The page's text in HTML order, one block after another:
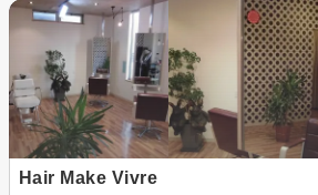
Hair Make Vivre